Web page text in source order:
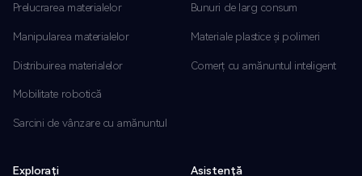
Prelucrarea materialelor
Manipularea materialelor
Distribuirea materialelor
Mobilitate robotică
Sarcini de vânzare cu amănuntul
Bunuri de larg consum
Materiale plastice și polimeri
Comerț cu amănuntul inteligent
Explorați Asistență